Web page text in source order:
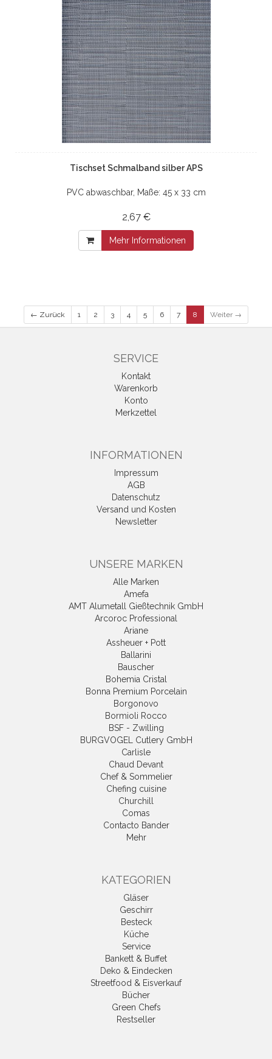
Tischset Schmalband silber APS
PVC abwaschbar, Maße: 45 x 33 cm
2,67 €
Mehr Informationen
← Zurück 1 2 3 4 5 6 7 8 Weiter →
SERVICE
Kontakt
Warenkorb
Konto
Merkzettel
INFORMATIONEN
Impressum
AGB
Datenschutz
Versand und Kosten
Newsletter
UNSERE MARKEN
Alle Marken
Amefa
AMT Alumetall Gießtechnik GmbH
Arcoroc Professional
Ariane
Assheuer + Pott
Ballarini
Bauscher
Bohemia Cristal
Bonna Premium Porcelain
Borgonovo
Bormioli Rocco
BSF - Zwilling
BURGVOGEL Cutlery GmbH
Carlisle
Chaud Devant
Chef & Sommelier
Chefing cuisine
Churchill
Comas
Contacto Bander
Mehr
KATEGORIEN
Gläser
Geschirr
Besteck
Küche
Service
Bankett & Buffet
Deko & Eindecken
Streetfood & Eisverkauf
Bücher
Green Chefs
Restseller